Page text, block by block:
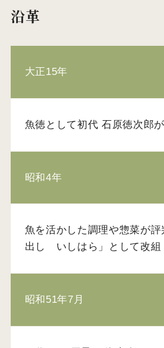
沿革
大正15年
魚徳として初代 石原徳次郎
昭和4年
魚を活かした調理や惣菜が
出し いしはら」として改組
昭和51年7月